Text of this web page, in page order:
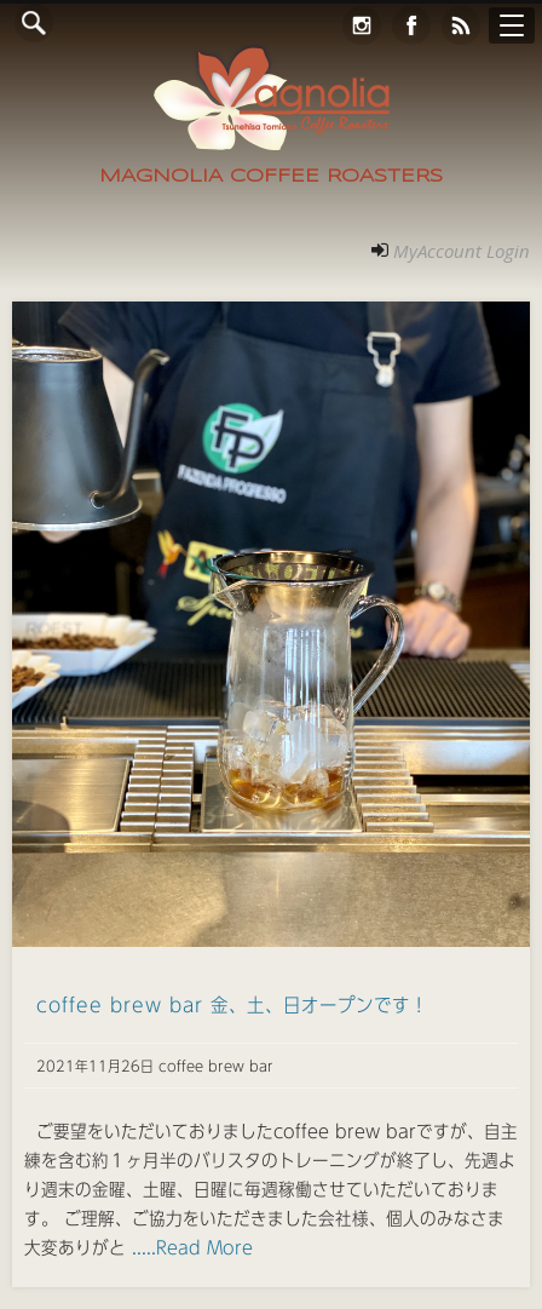
MAGNOLIA COFFEE ROASTERS
ホーム
ご案内
Online Store
フォト
アクセス
コンタクト
RECRUIT
MyAccount Login
MyAccount Login
coffee brew bar 金、土、日オープンです！
2021年11月26日 coffee brew bar
ご要望をいただいておりましたcoffee brew barですが、自主
練を含む約１ヶ月半のバリスタのトレーニングが終了し、先週よ
り週末の金曜、土曜、日曜に毎週稼働させていただいておりま
す。 ご理解、ご協力をいただきました会社様、個人のみなさま
大変ありがと
.....Read More